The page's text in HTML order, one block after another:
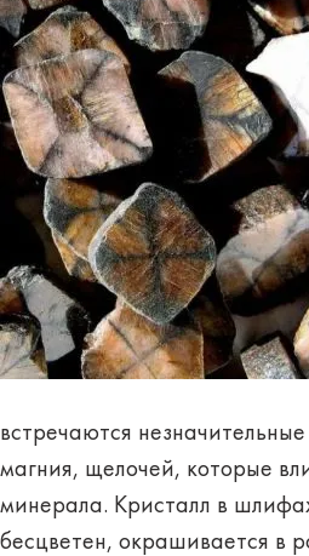
встречаются
магния, щелочей, которые
минерала. Кристалл в
бесцветен, окрашивается в